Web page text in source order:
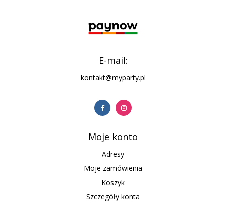
E-mail:
kontakt@myparty.pl
Moje konto
Adresy
Moje zamówienia
Koszyk
Szczegóły konta